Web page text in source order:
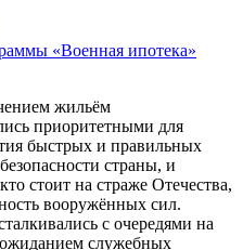
«Военная ипотека»
жильём
приоритетными для
быстрых и правильных
страны, и
стоит на страже Отечества,
вооружённых сил.
с очередями на
служебных